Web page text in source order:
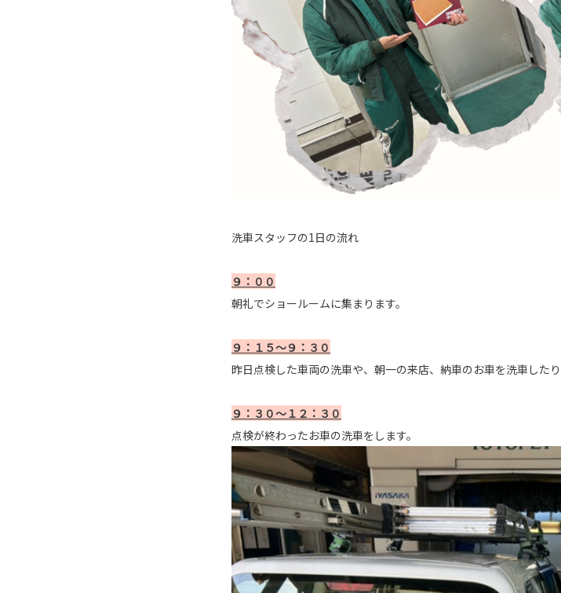
洗車スタッフの1日の流れ
９：００
朝礼でショールームに集まります。
９：１５～９：３０
昨日点検した車両の洗車や、朝一の来店、納車のお車を洗車した
９：３０～１２：３０
点検が終わったお車の洗車をします。